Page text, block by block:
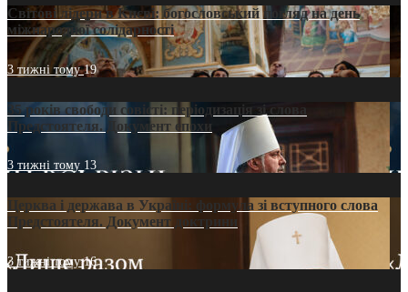
Світові лідери в Києві: богословський погляд на день
міжнародної солідарності
3 тижні тому19
35 років свободи совісті: періодизація зі слова
Предстоятеля. Документ епохи
3 тижні тому 13
Церква і держава в Україні: формула зі вступного слова
Предстоятеля. Документ доктрини
3 тижні тому16